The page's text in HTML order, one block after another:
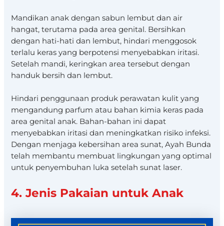
Mandikan anak dengan sabun lembut dan air
hangat, terutama pada area genital. Bersihkan
dengan hati-hati dan lembut, hindari menggosok
terlalu keras yang berpotensi menyebabkan iritasi.
Setelah mandi, keringkan area tersebut dengan
handuk bersih dan lembut.
Hindari penggunaan produk perawatan kulit yang
mengandung parfum atau bahan kimia keras pada
area genital anak. Bahan-bahan ini dapat
menyebabkan iritasi dan meningkatkan risiko infeksi.
Dengan menjaga kebersihan area sunat, Ayah Bunda
telah membantu membuat lingkungan yang optimal
untuk penyembuhan luka setelah sunat laser.
4. Jenis Pakaian untuk Anak